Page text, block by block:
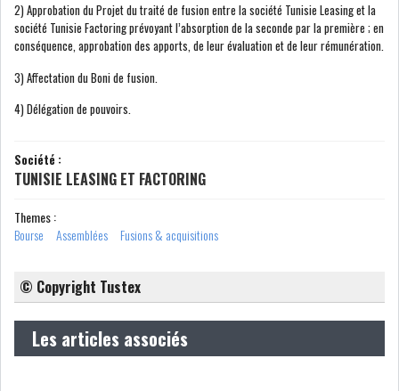
GRAPHIQUE TUNINDEX
GRAPHIQUE DU TUNINDEX
ASSURANCES
2) Approbation du Projet du traité de fusion entre la société Tunisie Leasing et la
société Tunisie Factoring prévoyant l’absorption de la seconde par la première ; en
conséquence, approbation des apports, de leur évaluation et de leur rémunération.
3) Affectation du Boni de fusion.
4) Délégation de pouvoirs.
Société :
TUNISIE LEASING ET FACTORING
Themes :
Bourse
Assemblées Fusions & acquisitions
© Copyright Tustex
Les articles associés